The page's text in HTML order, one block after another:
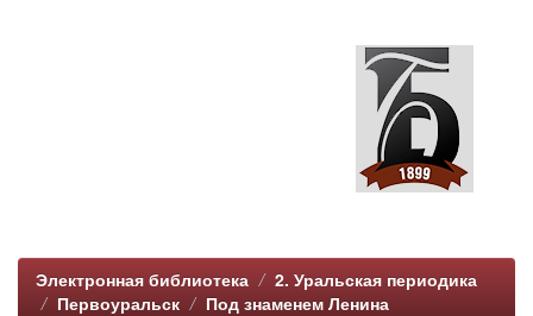
Электронная библиотека
2. Уральская периодика
Первоуральск
Под знаменем Ленина